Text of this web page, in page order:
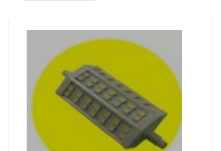
263 710 898 geral@luxivo.pt